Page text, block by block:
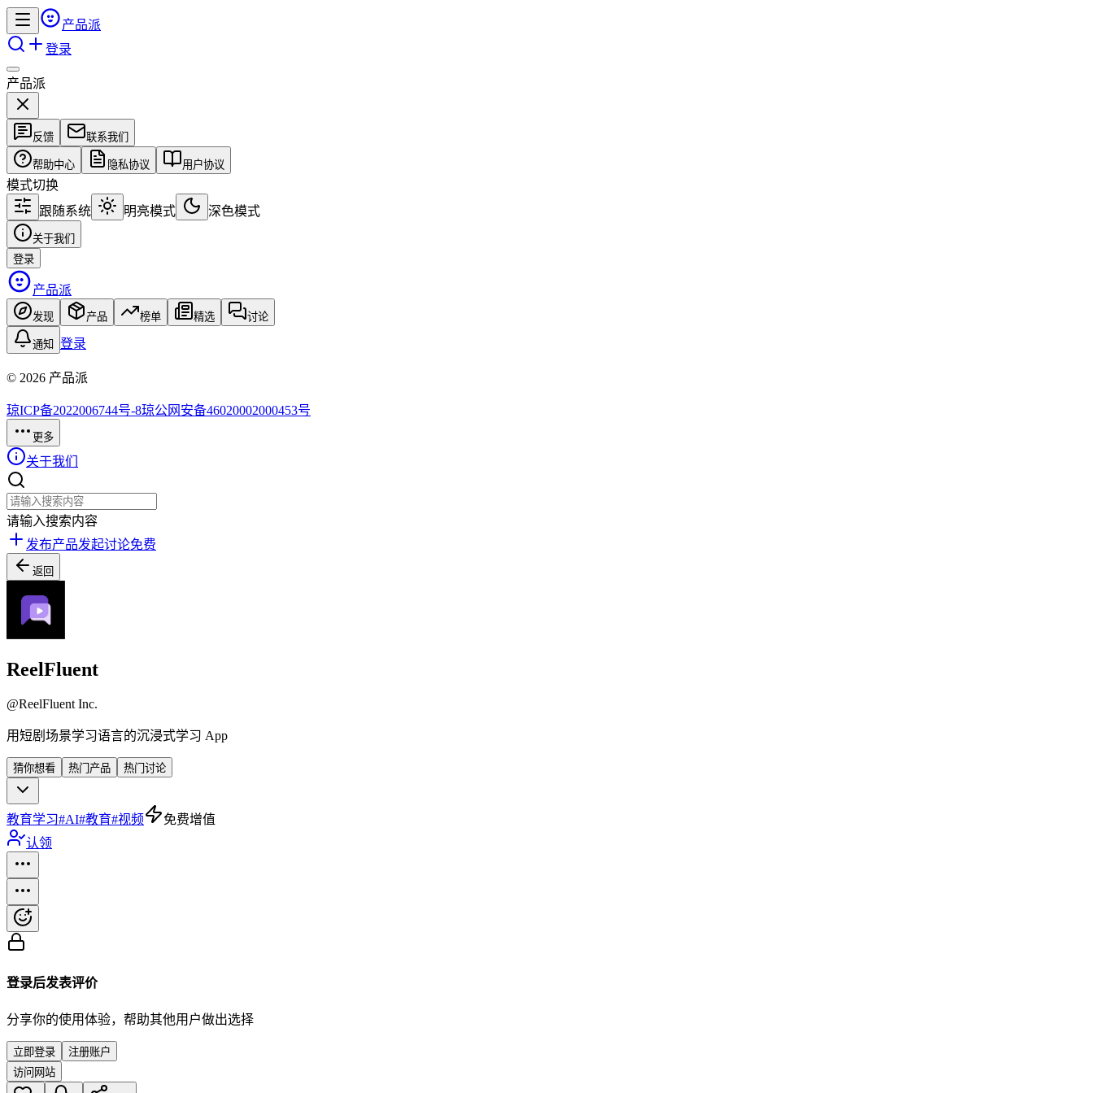
产品派
登录
产品派
反馈 联系我们
帮助中心 隐私协议 用户协议
模式切换
跟随系统
明亮模式 深色模式
关于我们
登录
产品派
发现 产品 榜单 精选 讨论
通知 登录
© 2026 产品派
琼ICP备2022006744号-8琼公网安备46020002000453号
更多
关于我们
请输入搜索内容
发布产品发起讨论免费
返回
ReelFluent
@ReelFluent Inc.
用短剧场景学习语言的沉浸式学习 App
猜你想看 热门产品 热门讨论
教育学习#AI#教育#视频
免费增值
认领
登录后发表评价
分享你的使用体验，帮助其他用户做出选择
立即登录
注册账户
访问网站